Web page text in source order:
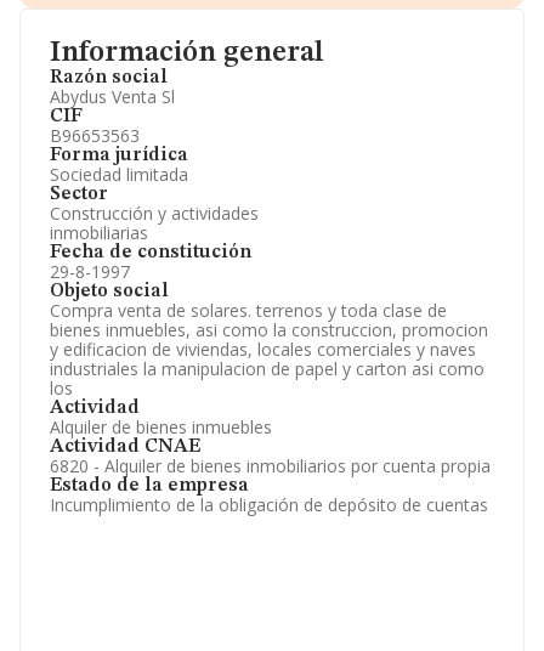
Información general
Razón social
Abydus Venta Sl
CIF
B96653563
Forma jurídica
Sociedad limitada
Sector
Construcción y actividades
inmobiliarias
Fecha de constitución
29-8-1997
Objeto social
Compra venta de solares. terrenos y toda clase de
bienes inmuebles, asi como la construccion, promocion
y edificacion de viviendas, locales comerciales y naves
industriales la manipulacion de papel y carton asi como
los
Actividad
Alquiler de bienes inmuebles
Actividad CNAE
6820 - Alquiler de bienes inmobiliarios por cuenta propia
Estado de la empresa
Incumplimiento de la obligación de depósito de cuentas
Información oficial y registral complementaria.